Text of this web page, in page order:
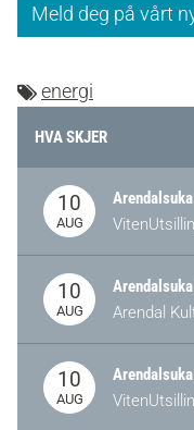
Meld deg på vårt
energi
HVA SKJER
10
AUG
10
AUG
Arendal
10
AUG